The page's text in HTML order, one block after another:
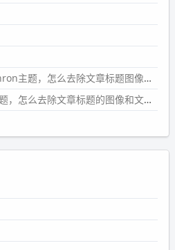
作卡住的时候没办法主动取消
送或拉取，今天连提交都卡
买了睡袋，不知道 1.2 米会不
你好，Z-Blog你这个mzDanron主题，怎么去除文章标题图像和文章摘要，仅显示标题，感谢回复！
你好，你mzDanron这个主题，怎么去除文章标题的图像和文章摘要！仅显示标题，感谢回复解决！